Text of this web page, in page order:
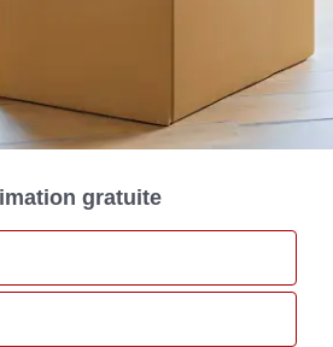
gratuite